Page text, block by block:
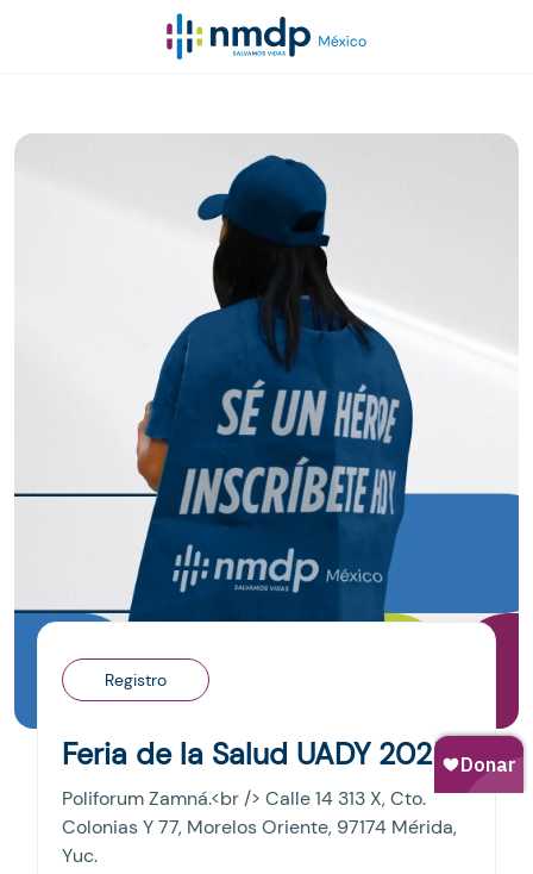
Registro
Feria de la Salud UADY 2025
Poliforum Zamná.<br /> Calle 14 313 X, Cto.
Colonias Y 77, Morelos Oriente, 97174 Mérida,
Yuc.